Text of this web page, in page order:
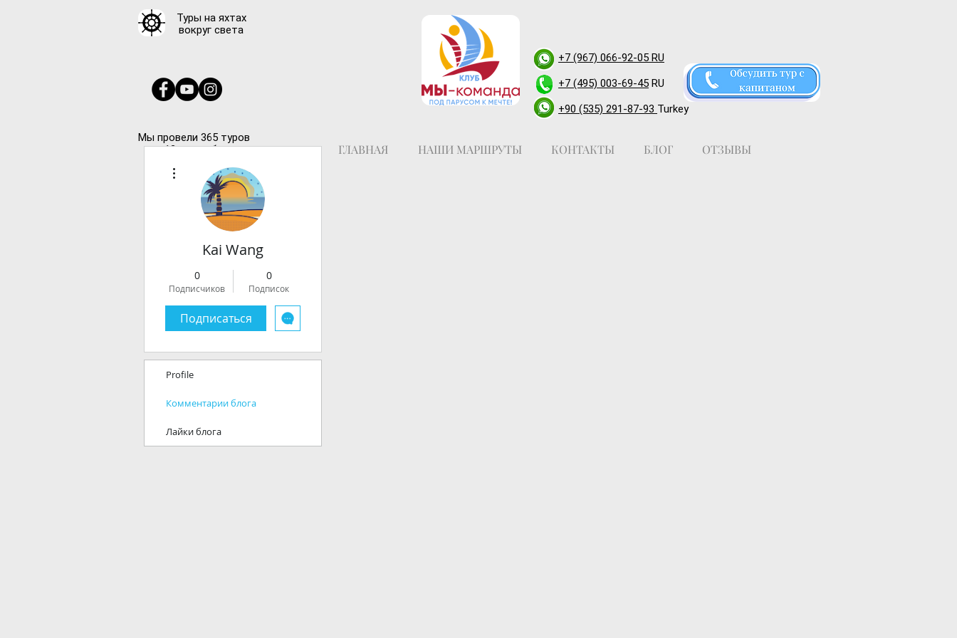
Туры на яхтах
вокруг света
Мы провели 365 туров
за 12 лет работы
+7 (967) 066-92-05 RU
+7 (495) 003-69-45 RU
+90 (535) 291-87-93 Turkey
ГЛАВНАЯ НАШИ МАРШРУТЫ КОНТАКТЫ БЛОГ ОТЗЫВЫ
Kai Wang
0
Подписчиков
0
Подписок
Подписаться
Profile
Комментарии блога
Лайки блога